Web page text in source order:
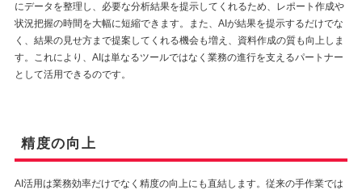
にデータを整理し、必要な分析結果を提示してくれるため、レポート作成や
状況把握の時間を大幅に短縮できます。また、AIが結果を提示するだけでな
く、結果の見せ方まで提案してくれる機会も増え、資料作成の質も向上しま
す。これにより、AIは単なるツールではなく業務の進行を支えるパートナー
として活用できるのです。
精度の向上
AI活用は業務効率だけでなく精度の向上にも直結します。従来の手作業では